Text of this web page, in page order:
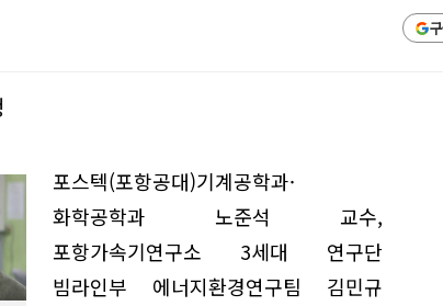
포스텍(포항공대)기계공학과·
화학공학과 노준석 교수,
포항가속기연구소 3세대 연구단
빔라인부 에너지환경연구팀 김민규